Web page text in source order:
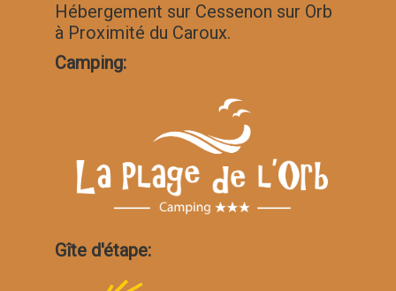
Hébergement sur Cessenon sur Orb
à Proximité du Caroux.
Camping:
Gîte d'étape: